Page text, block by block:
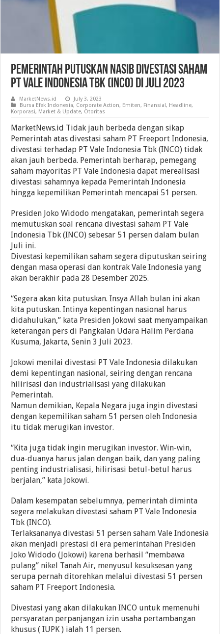
Pemerintah Putuskan Nasib Divestasi Saham
PT Vale Indonesia Tbk (INCO) Di Juli 2023
MarketNews.id
July 3, 2023
Bursa Efek Indonesia, Corporate Action, Emiten, Finansial, Headline,
Korporasi, Market & Update, Otoritas
MarketNews.id Tidak jauh berbeda dengan sikap
Pemerintah atas divestasi saham PT Freeport Indonesia,
divestasi terhadap PT Vale Indonesia Tbk (INCO) tidak
akan jauh berbeda. Pemerintah berharap, pemegang
saham mayoritas PT Vale Indonesia dapat merealisasi
divestasi sahamnya kepada Pemerintah Indonesia
hingga kepemilikan Pemerintah mencapai 51 persen.
Presiden Joko Widodo mengatakan, pemerintah segera
memutuskan soal rencana divestasi saham PT Vale
Indonesia Tbk (INCO) sebesar 51 persen dalam bulan
Juli ini.
Divestasi kepemilikan saham segera diputuskan seiring
dengan masa operasi dan kontrak Vale Indonesia yang
akan berakhir pada 28 Desember 2025.
“Segera akan kita putuskan. Insya Allah bulan ini akan
kita putuskan. Intinya kepentingan nasional harus
didahulukan,” kata Presiden Jokowi saat menyampaikan
keterangan pers di Pangkalan Udara Halim Perdana
Kusuma, Jakarta, Senin 3 Juli 2023.
Jokowi menilai divestasi PT Vale Indonesia dilakukan
demi kepentingan nasional, seiring dengan rencana
hilirisasi dan industrialisasi yang dilakukan
Pemerintah.
Namun demikian, Kepala Negara juga ingin divestasi
dengan kepemilikan saham 51 persen oleh Indonesia
itu tidak merugikan investor.
“Kita juga tidak ingin merugikan investor. Win-win,
dua-duanya harus jalan dengan baik, dan yang paling
penting industrialisasi, hilirisasi betul-betul harus
berjalan,” kata Jokowi.
Dalam kesempatan sebelumnya, pemerintah diminta
segera melakukan divestasi saham PT Vale Indonesia
Tbk (INCO).
Terlaksananya divestasi 51 persen saham Vale Indonesia
akan menjadi prestasi di era pemerintahan Presiden
Joko Widodo (Jokowi) karena berhasil “membawa
pulang” nikel Tanah Air, menyusul kesuksesan yang
serupa pernah ditorehkan melalui divestasi 51 persen
saham PT Freeport Indonesia.
Divestasi yang akan dilakukan INCO untuk memenuhi
persyaratan perpanjangan izin usaha pertambangan
khusus ( IUPK ) ialah 11 persen.